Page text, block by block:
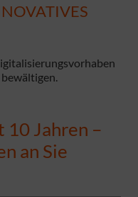
10 Jahren –
an Sie